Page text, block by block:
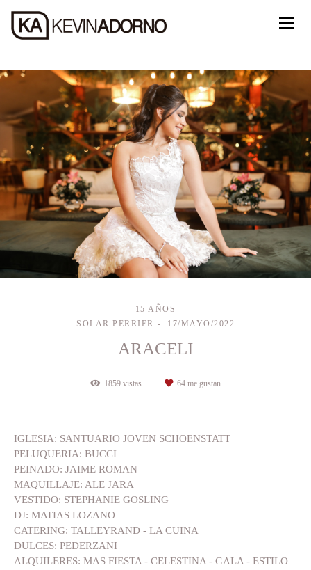
15 AÑOS
SOLAR PERRIER
17/MAYO/2022
ARACELI
1859 vistas 64 me gustan
IGLESIA: SANTUARIO JOVEN SCHOENSTATT
PELUQUERIA: BUCCI
PEINADO: JAIME ROMAN
MAQUILLAJE: ALE JARA
VESTIDO: STEPHANIE GOSLING
DJ: MATIAS LOZANO
CATERING: TALLEYRAND - LA CUINA
DULCES: PEDERZANI
ALQUILERES: MAS FIESTA - CELESTINA - GALA - ESTILO